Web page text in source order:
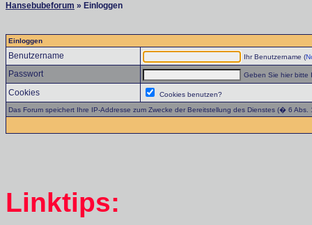
Hansebubeforum » Einloggen
Einloggen
Benutzername Ihr Benutzername (
Passwort Geben Sie hier bitte
Cookies
Cookies benutzen?
Das Forum speichert Ihre IP-Addresse zum Zwecke der Bereitstellung des Dienstes (� 6
Linktips: